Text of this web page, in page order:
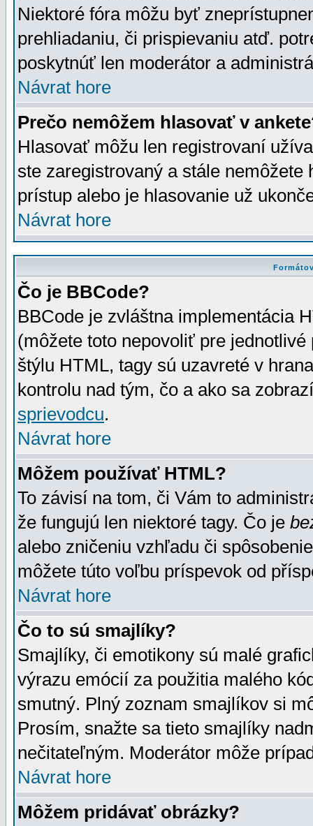
Niektoré fóra môžu byť
prehliadaniu, či prispievaniu atď.
poskytnúť len moderátor a
Návrat hore
Prečo nemôžem hlasovať v
Hlasovať môžu len registrovaní
ste zaregistrovaný a stále
prístup alebo je hlasovanie už
Návrat hore
Čo je BBCode?
BBCode je zvláštna implementácia
(môžete toto nepovoliť pre
štýlu HTML, tagy sú uzavreté v
kontrolu nad tým, čo a ako sa
sprievodcu.
Návrat hore
Môžem používať HTML?
To závisí na tom, či Vám to
že fungujú len niektoré tagy. Čo je
alebo zničeniu vzhľadu či
môžete túto voľbu príspevok od
Návrat hore
Čo to sú smajlíky?
Smajlíky, či emotikony sú malé
výrazu emócií za použitia malého
smutný. Plný zoznam smajlíkov si
Prosím, snažte sa tieto smajlíky
nečitateľným. Moderátor môže
Návrat hore
Môžem pridávať obrázky?